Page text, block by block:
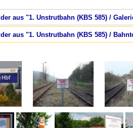
aus "1. Unstrutbahn (KBS 585) /
aus "1. Unstrutbahn (KBS 585) /